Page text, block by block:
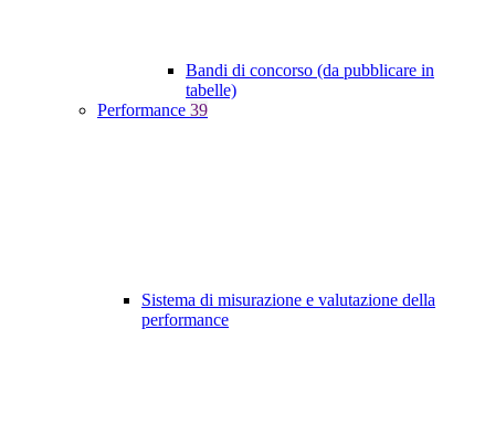
Bandi di concorso (da pubblicare in
tabelle)
Performance 39
Sistema di misurazione e valutazione della
performance